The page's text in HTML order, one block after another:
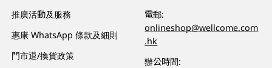
推廣活動及服務
惠康 WhatsApp 條款及細則
門市退/換貨政策
電郵:
onlineshop@wellcome.com
.hk
辦公時間: